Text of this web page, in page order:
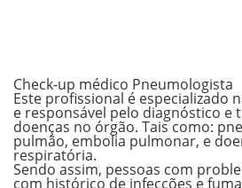
Check-up médico Pneumologista
Este profissional é especializado
e responsável pelo diagnóstico e
doenças no órgão. Tais como:
pulmão, embolia pulmonar, e
respiratória.
Sendo assim, pessoas com
com histórico de infecções e